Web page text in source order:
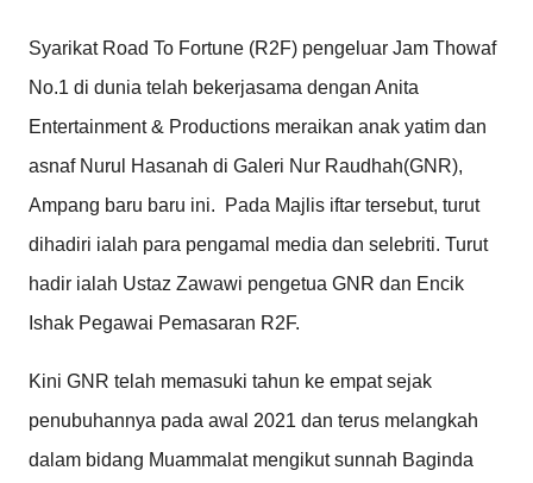
Syarikat Road To Fortune (R2F) pengeluar Jam Thowaf
No.1 di dunia telah bekerjasama dengan Anita
Entertainment & Productions meraikan anak yatim dan
asnaf Nurul Hasanah di Galeri Nur Raudhah(GNR),
Ampang baru baru ini. Pada Majlis iftar tersebut, turut
dihadiri ialah para pengamal media dan selebriti. Turut
hadir ialah Ustaz Zawawi pengetua GNR dan Encik
Ishak Pegawai Pemasaran R2F.
Kini GNR telah memasuki tahun ke empat sejak
penubuhannya pada awal 2021 dan terus melangkah
dalam bidang Muammalat mengikut sunnah Baginda